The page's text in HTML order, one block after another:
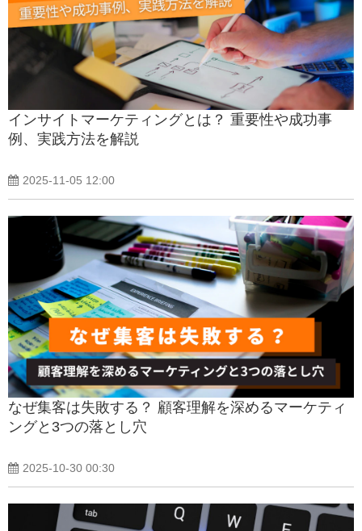
インサイトマーケティングとは？ 重要性や成功事
例、実践方法を解説
2025-11-05 12:00
なぜ集客は失敗する？ 顧客理解を深めるマーケティ
ングと3つの落とし穴
2025-10-30 00:30